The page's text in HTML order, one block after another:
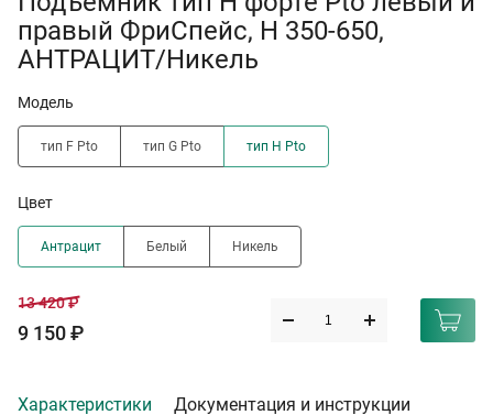
правый ФриСпейс, H 350-650,
АНТРАЦИТ/Никель
Модель
тип F Pto тип G Pto тип H Pto
Цвет
Антрацит Белый Никель
13 420 ₽
9 150 ₽
Характеристики Документация и инструкции